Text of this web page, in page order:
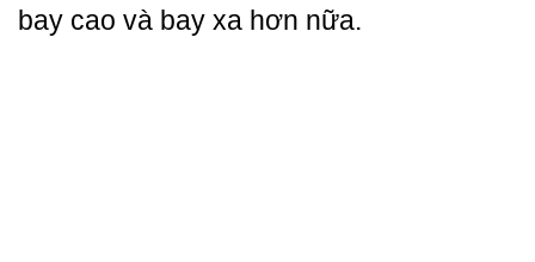
bay cao và bay xa hơn nữa.